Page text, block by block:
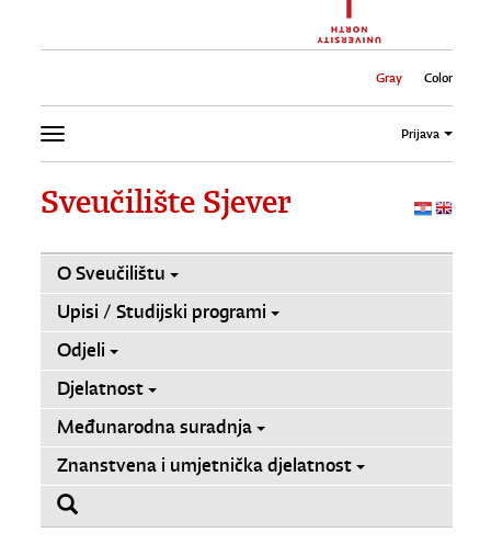
Color
Gray
Prijava
Sveučilište Sjever
O Sveučilištu
Upisi / Studijski programi
Odjeli
Djelatnost
Međunarodna suradnja
Znanstvena i umjetnička djelatnost